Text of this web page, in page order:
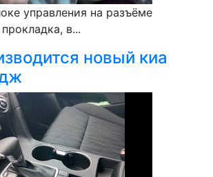
управления на разъёме
в...
новый киа